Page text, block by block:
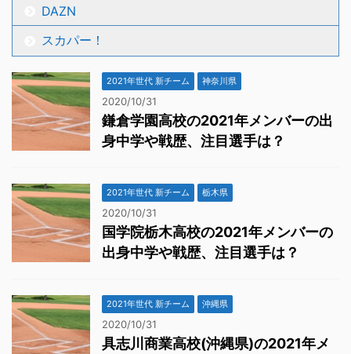
DAZN
スカパー！
2021年世代 新チーム 神奈川県
2020/10/31
鎌倉学園高校の2021年メンバーの出
身中学や戦歴、注目選手は？
2021年世代 新チーム 栃木県
2020/10/31
国学院栃木高校の2021年メンバーの
出身中学や戦歴、注目選手は？
2021年世代 新チーム 沖縄県
2020/10/31
具志川商業高校(沖縄県)の2021年メ